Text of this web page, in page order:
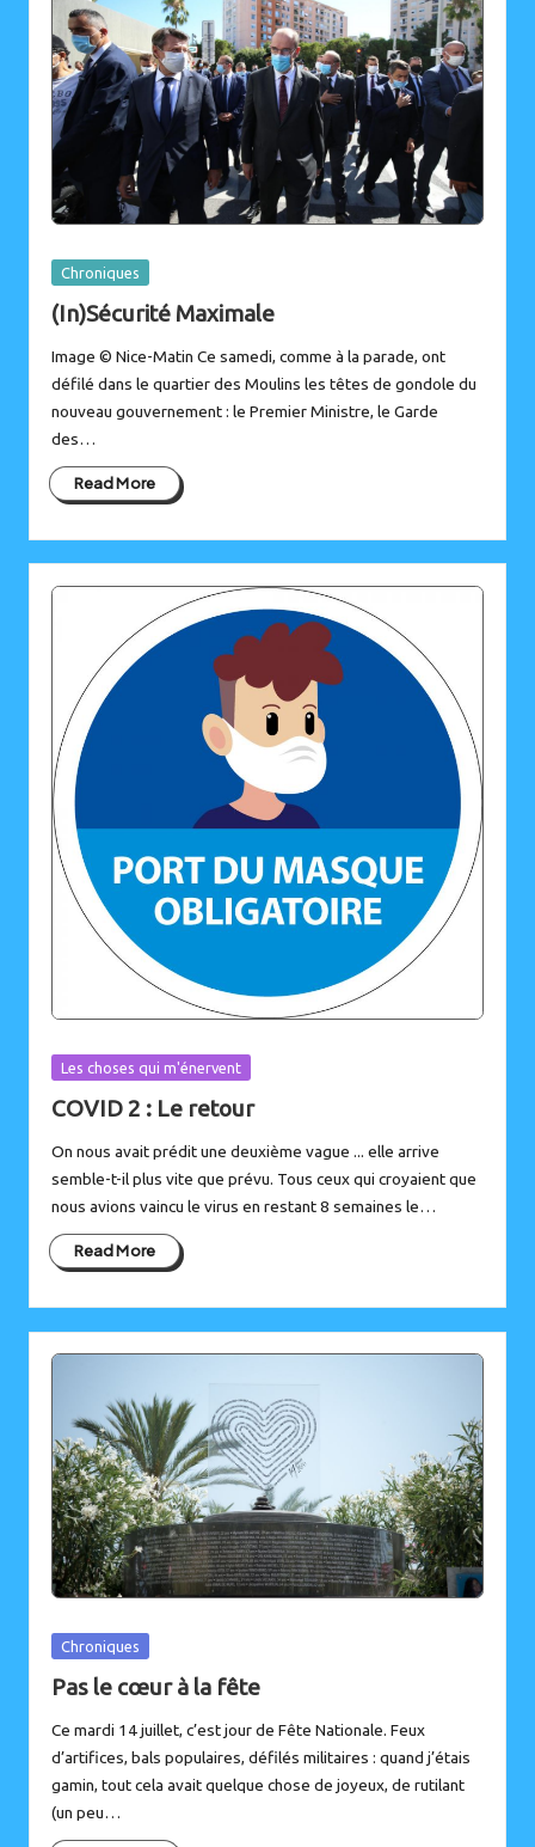
Posted
Chroniques
(In)Sécurité Maximale
Image © Nice-Matin Ce samedi, comme à la parade, ont
défilé dans le quartier des Moulins les têtes de gondole du
nouveau gouvernement : le Premier Ministre, le Garde
des…
Read More
Posted
Les choses qui m'énervent
COVID 2 : Le retour
On nous avait prédit une deuxième vague ... elle arrive
semble-t-il plus vite que prévu. Tous ceux qui croyaient que
nous avions vaincu le virus en restant 8 semaines le…
Read More
Posted
Chroniques
Pas le cœur à la fête
Ce mardi 14 juillet, c’est jour de Fête Nationale. Feux
d’artifices, bals populaires, défilés militaires : quand j’étais
gamin, tout cela avait quelque chose de joyeux, de rutilant
(un peu…